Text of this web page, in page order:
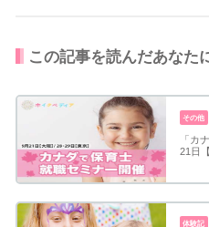
この記事を読んだあなた
その他
「カ
21日
体験記